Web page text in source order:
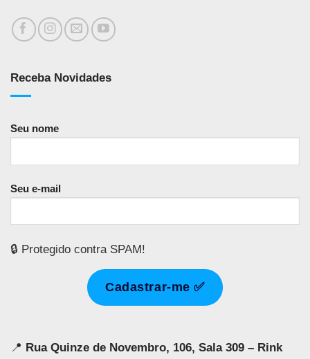
Receba Novidades
Seu nome
Seu e-mail
🔒 Protegido contra SPAM!
📍 Rua Quinze de Novembro, 106, Sala 309 – Rink